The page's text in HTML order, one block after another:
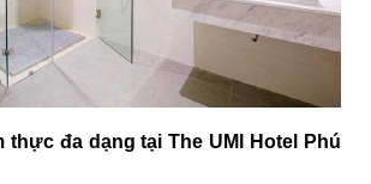
thực đa dạng tại The UMI Hotel Phú